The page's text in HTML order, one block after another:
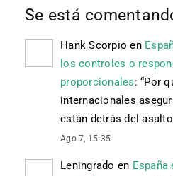
Se está
Hank Scorpio en
los controles o
proporcionales: “Por
internacionales
están detrás del
Ago 7, 15:35
Leningrado en